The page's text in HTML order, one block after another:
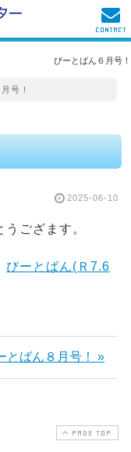
びーとばん６月号！
号！
2025-06-10
ござます。
びーとばん(Ｒ7.6
とばん８月号！ »
PAGE TOP
CONTACT